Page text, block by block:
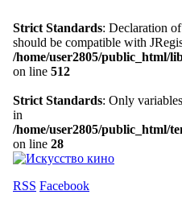
Strict Standards: Declaration
should be compatible with
/home/user2805/public_html/
on line 512
Strict Standards: Only
in
/home/user2805/public_html/
on line 28
RSS Facebook